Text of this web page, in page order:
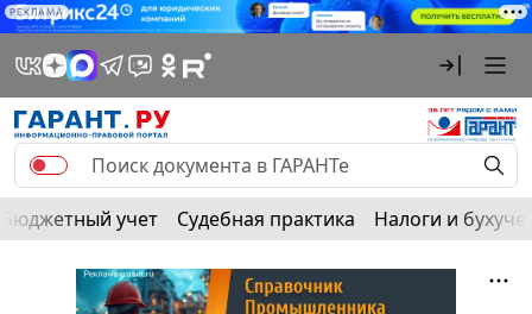
РЕКЛАМА
Бюджетный учет Судебная практика Налоги и